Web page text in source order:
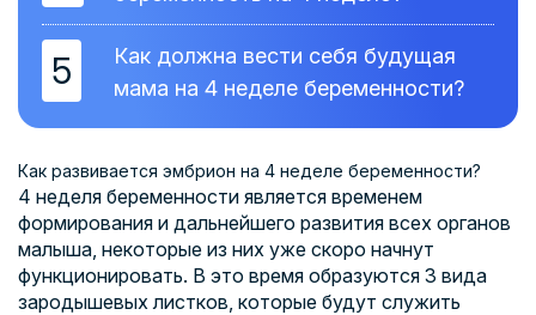
5
Как должна вести себя будущая
мама на 4 неделе беременности?
Как развивается эмбрион на 4 неделе беременности?
4 неделя беременности является временем
формирования и дальнейшего развития всех органов
малыша, некоторые из них уже скоро начнут
функционировать. В это время образуются 3 вида
зародышевых листков, которые будут служить